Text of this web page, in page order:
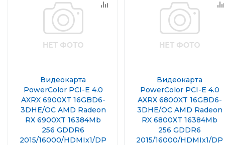
Видеокарта
PowerColor PCI-E 4.0
AXRX 6900XT 16GBD6-
3DHE/OC AMD Radeon
RX 6900XT 16384Mb
256 GDDR6
2015/16000/HDMIx1/DP
Видеокарта
PowerColor PCI-E 4.0
AXRX 6800XT 16GBD6-
3DHE/OC AMD Radeon
RX 6800XT 16384Mb
256 GDDR6
2015/16000/HDMIx1/DP